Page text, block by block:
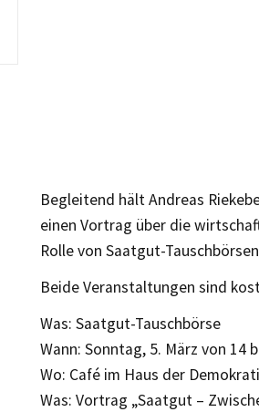
Begleitend hält Andreas
einen Vortrag über die
Rolle von Saatgut-
Beide Veranstaltungen sind
Was: Saatgut-Tauschbörse
Wann: Sonntag, 5. März von 14
Wo: Café im Haus der
Was: Vortrag „Saatgut –